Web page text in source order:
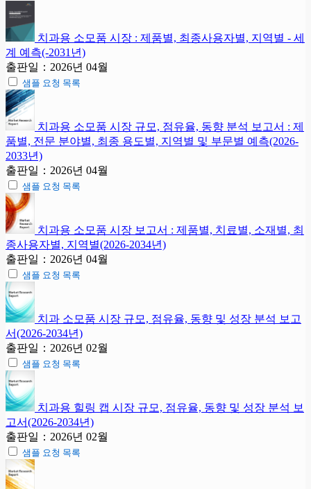
치과용 소모품 시장 : 제품별, 최종사용자별, 지역별 - 세
계 예측(-2031년)
출판일：2026년 04월
샘플 요청 목록
치과용 소모품 시장 규모, 점유율, 동향 분석 보고서 : 제
품별, 전문 분야별, 최종 용도별, 지역별 및 부문별 예측(2026-
2033년)
출판일：2026년 04월
샘플 요청 목록
치과용 소모품 시장 보고서 : 제품별, 치료별, 소재별, 최
종사용자별, 지역별(2026-2034년)
출판일：2026년 04월
샘플 요청 목록
치과 소모품 시장 규모, 점유율, 동향 및 성장 분석 보고
서(2026-2034년)
출판일：2026년 02월
샘플 요청 목록
치과용 힐링 캡 시장 규모, 점유율, 동향 및 성장 분석 보
고서(2026-2034년)
출판일：2026년 02월
샘플 요청 목록